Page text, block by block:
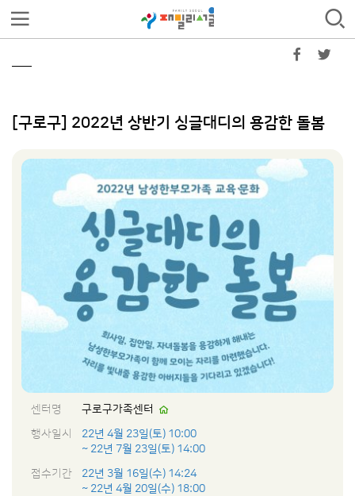
[구로구] 2022년 상반기 싱글대디의 용감한 돌봄
센터명
구로구가족센터
행사일시
22년 4월 23일(토) 10:00
~ 22년 7월 23일(토) 14:00
접수기간
22년 3월 16일(수) 14:24
~ 22년 4월 20일(수) 18:00